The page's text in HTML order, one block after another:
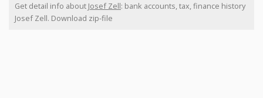
Get detail info about Josef Zell: bank accounts, tax, finance history
Josef Zell. Download zip-file